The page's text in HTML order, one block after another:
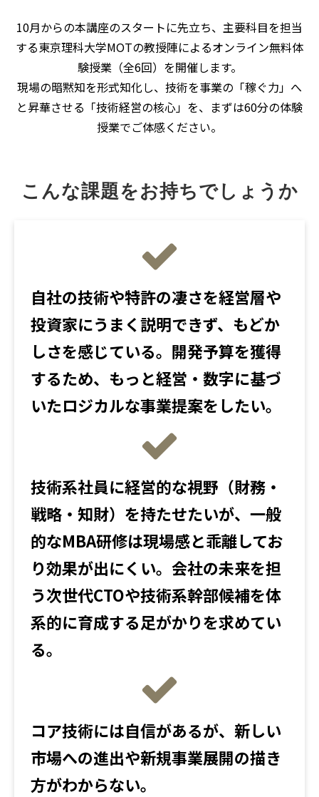
10月からの本講座のスタートに先立ち、主要科目を担当
する東京理科大学MOTの教授陣によるオンライン無料体
験授業（全6回）を開催します。
現場の暗黙知を形式知化し、技術を事業の「稼ぐ力」へ
と昇華させる「技術経営の核心」を、まずは60分の体験
授業でご体感ください。
こんな課題をお持ちでしょうか
自社の技術や特許の凄さを経営層や
投資家にうまく説明できず、もどか
しさを感じている。開発予算を獲得
するため、もっと経営・数字に基づ
いたロジカルな事業提案をしたい。
技術系社員に経営的な視野（財務・
戦略・知財）を持たせたいが、一般
的なMBA研修は現場感と乖離してお
り効果が出にくい。会社の未来を担
う次世代CTOや技術系幹部候補を体
系的に育成する足がかりを求めてい
る。
コア技術には自信があるが、新しい
市場への進出や新規事業展開の描き
方がわからない。